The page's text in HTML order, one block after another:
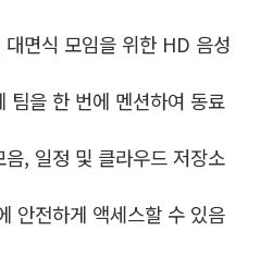
면식 모임을 위한 HD 음성
팀을 한 번에 멘션하여 동료
, 일정 및 클라우드 저장소
안전하게 액세스할 수 있음